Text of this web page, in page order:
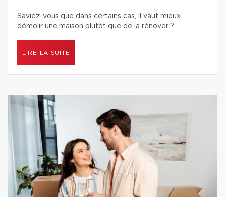
Saviez-vous que dans certains cas, il vaut mieux
démolir une maison plutôt que de la rénover ?
LIRE LA SUITE